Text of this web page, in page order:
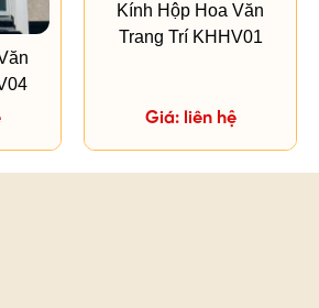
Kính Hộp Hoa Văn
Trang Trí KHHV01
Giá: liên hệ